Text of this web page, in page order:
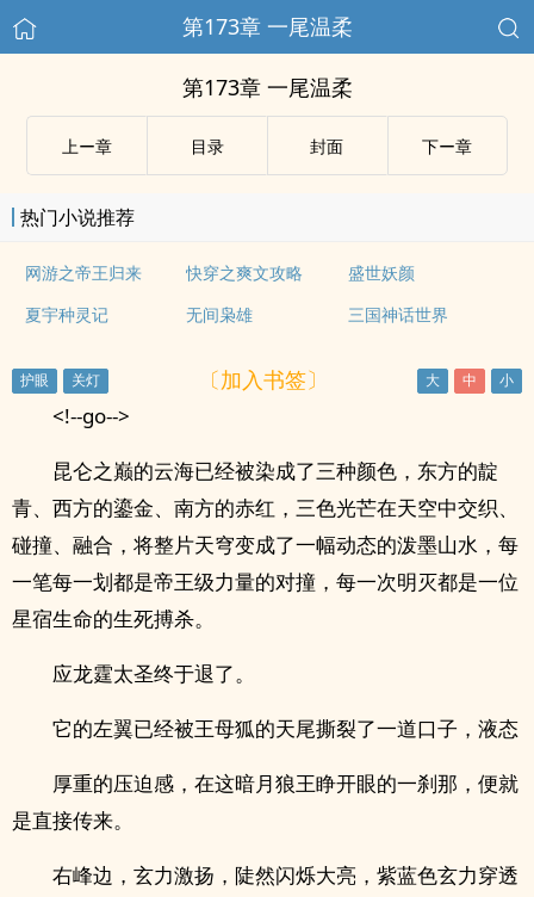
第173章 一尾温柔
第173章 一尾温柔
上ー章 目录 封面 下ー章
热门小说推荐
网游之帝王归来 快穿之爽文攻略
盛世妖颜
夏宇种灵记
无间枭雄 三国神话世界
〔加入书签〕
<!--go-->
昆仑之巅的云海已经被染成了三种颜色，东方的靛
青、西方的鎏金、南方的赤红，三色光芒在天空中交织、
碰撞、融合，将整片天穹变成了一幅动态的泼墨山水，每
一笔每一划都是帝王级力量的对撞，每一次明灭都是一位
星宿生命的生死搏杀。
应龙霆太圣终于退了。
它的左翼已经被王母狐的天尾撕裂了一道口子，液态
厚重的压迫感，在这暗月狼王睁开眼的一刹那，便就
是直接传来。
右峰边，玄力激扬，陡然闪烁大亮，紫蓝色玄力穿透